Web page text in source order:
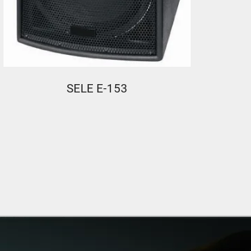
SELE E-153